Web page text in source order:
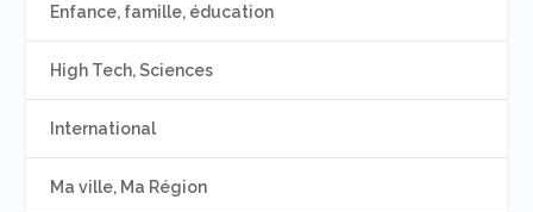
Enfance, famille, éducation
High Tech, Sciences
International
Ma ville, Ma Région